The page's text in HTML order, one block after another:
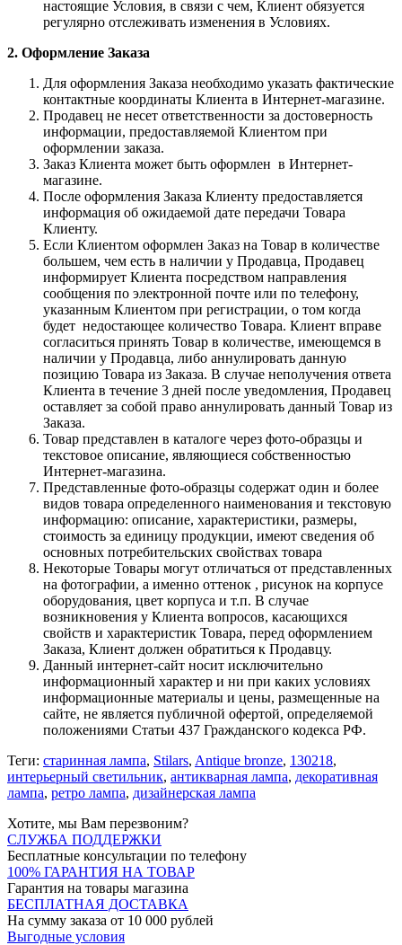
настоящие Условия, в связи с чем, Клиент обязуется
регулярно отслеживать изменения в Условиях.
2. Оформление Заказа
Для оформления Заказа необходимо указать фактические
контактные координаты Клиента в Интернет-магазине.
Продавец не несет ответственности за достоверность
информации, предоставляемой Клиентом при
оформлении заказа.
Заказ Клиента может быть оформлен в Интернет-
магазине.
После оформления Заказа Клиенту предоставляется
информация об ожидаемой дате передачи Товара
Клиенту.
Если Клиентом оформлен Заказ на Товар в количестве
большем, чем есть в наличии у Продавца, Продавец
информирует Клиента посредством направления
сообщения по электронной почте или по телефону,
указанным Клиентом при регистрации, о том когда
будет недостающее количество Товара. Клиент вправе
согласиться принять Товар в количестве, имеющемся в
наличии у Продавца, либо аннулировать данную
позицию Товара из Заказа. В случае неполучения ответа
Клиента в течение 3 дней после уведомления, Продавец
оставляет за собой право аннулировать данный Товар из
Заказа.
Товар представлен в каталоге через фото-образцы и
текстовое описание, являющиеся собственностью
Интернет-магазина.
Представленные фото-образцы содержат один и более
видов товара определенного наименования и текстовую
информацию: описание, характеристики, размеры,
стоимость за единицу продукции, имеют сведения об
основных потребительских свойствах товара
Некоторые Товары могут отличаться от представленных
на фотографии, а именно оттенок , рисунок на корпусе
оборудования, цвет корпуса и т.п. В случае
возникновения у Клиента вопросов, касающихся
свойств и характеристик Товара, перед оформлением
Заказа, Клиент должен обратиться к Продавцу.
Данный интернет-сайт носит исключительно
информационный характер и ни при каких условиях
информационные материалы и цены, размещенные на
сайте, не является публичной офертой, определяемой
положениями Статьи 437 Гражданского кодекса РФ.
Теги: старинная лампа, Stilars, Antique bronze, 130218,
интерьерный светильник, антикварная лампа, декоративная
лампа, ретро лампа, дизайнерская лампа
Хотите, мы Вам перезвоним?
СЛУЖБА ПОДДЕРЖКИ
Бесплатные консультации по телефону
100% ГАРАНТИЯ НА ТОВАР
Гарантия на товары магазина
БЕСПЛАТНАЯ ДОСТАВКА
На сумму заказа от 10 000 рублей
Выгодные условия